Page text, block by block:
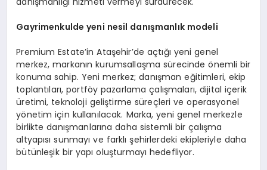
Gayrimenkulde yeni nesil danışmanlık modeli
Premium Estate’in Ataşehir’de açtığı yeni genel
merkez, markanın kurumsallaşma sürecinde önemli bir
konuma sahip. Yeni merkez; danışman eğitimleri, ekip
toplantıları, portföy pazarlama çalışmaları, dijital içerik
üretimi, teknoloji geliştirme süreçleri ve operasyonel
yönetim için kullanılacak. Marka, yeni genel merkezle
birlikte danışmanlarına daha sistemli bir çalışma
altyapısı sunmayı ve farklı şehirlerdeki ekipleriyle daha
bütünleşik bir yapı oluşturmayı hedefliyor.